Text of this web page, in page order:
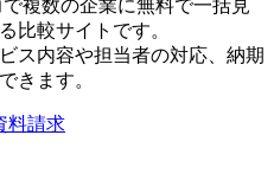
複数の企業に無料で一括見
比較サイトです。
ス内容や担当者の対応、納期
きます。